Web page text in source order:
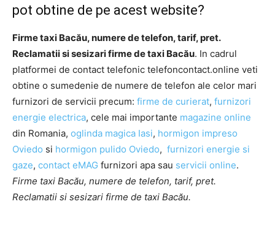
pot obtine de pe acest website?
Firme taxi Bacău, numere de telefon, tarif, pret.
Reclamatii si sesizari firme de taxi Bacău. In cadrul
platformei de contact telefonic telefoncontact.online veti
obtine o sumedenie de numere de telefon ale celor mari
furnizori de servicii precum: firme de curierat, furnizori
energie electrica, cele mai importante magazine online
din Romania, oglinda magica Iasi, hormigon impreso
Oviedo si hormigon pulido Oviedo, furnizori energie si
gaze, contact eMAG furnizori apa sau servicii online.
Firme taxi Bacău, numere de telefon, tarif, pret.
Reclamatii si sesizari firme de taxi Bacău.